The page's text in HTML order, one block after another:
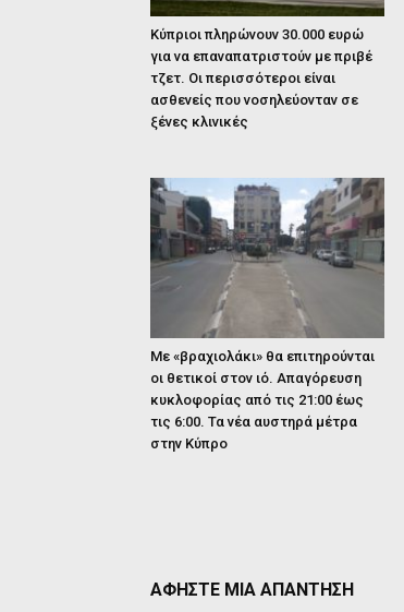
Κύπριοι πληρώνουν 30.000 ευρώ
για να επαναπατριστούν με πριβέ
τζετ. Οι περισσότεροι είναι
ασθενείς που νοσηλεύονταν σε
ξένες κλινικές
Με «βραχιολάκι» θα επιτηρούνται
οι θετικοί στον ιό. Απαγόρευση
κυκλοφορίας από τις 21:00 έως
τις 6:00. Τα νέα αυστηρά μέτρα
στην Κύπρο
ΑΦΗΣΤΕ ΜΙΑ ΑΠΑΝΤΗΣΗ